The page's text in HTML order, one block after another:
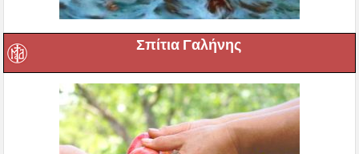
Σπίτια Γαλήνης